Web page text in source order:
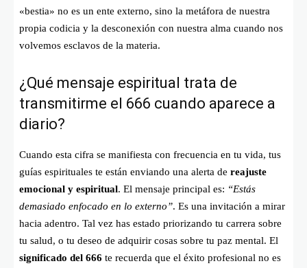
«bestia» no es un ente externo, sino la metáfora de nuestra
propia codicia y la desconexión con nuestra alma cuando nos
volvemos esclavos de la materia.
¿Qué mensaje espiritual trata de
transmitirme el 666 cuando aparece a
diario?
Cuando esta cifra se manifiesta con frecuencia en tu vida, tus
guías espirituales te están enviando una alerta de reajuste
emocional y espiritual. El mensaje principal es: “Estás
demasiado enfocado en lo externo”. Es una invitación a mirar
hacia adentro. Tal vez has estado priorizando tu carrera sobre
tu salud, o tu deseo de adquirir cosas sobre tu paz mental. El
significado del 666 te recuerda que el éxito profesional no es